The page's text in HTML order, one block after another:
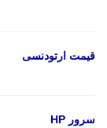
قیمت ارتودنسی
سرور HP